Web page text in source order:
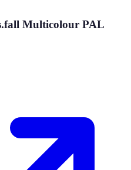
Multicolour PAL